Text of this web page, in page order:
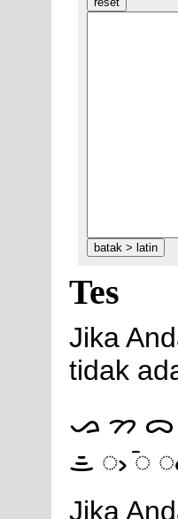
Tes
Jika
tidak
ᯀ ᯂ ᯅ
ᯥ ᯧ
Jika